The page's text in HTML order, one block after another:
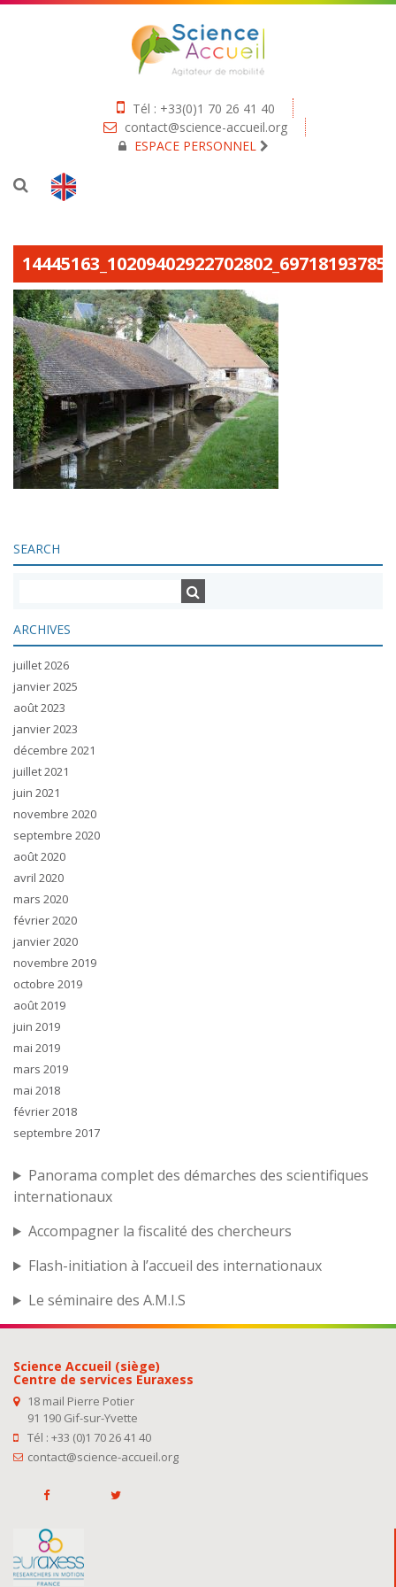
Tél : +33(0)1 70 26 41 40
contact@science-accueil.org
ESPACE PERSONNEL
SEARCH
ARCHIVES
juillet 2026
janvier 2025
août 2023
janvier 2023
décembre 2021
juillet 2021
juin 2021
novembre 2020
septembre 2020
août 2020
avril 2020
mars 2020
février 2020
janvier 2020
novembre 2019
octobre 2019
août 2019
juin 2019
mai 2019
mars 2019
mai 2018
février 2018
septembre 2017
Panorama complet des démarches des scientifiques
internationaux
Accompagner la fiscalité des chercheurs
Flash-initiation à l’accueil des internationaux
Le séminaire des A.M.I.S
Science Accueil (siège)
Centre de services Euraxess
18 mail Pierre Potier
91 190 Gif-sur-Yvette
Tél : +33 (0)1 70 26 41 40
contact@science-accueil.org